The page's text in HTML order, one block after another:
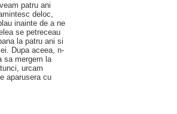
patru ani
deloc,
inainte de a ne
se petreceau
la patru ani si
Dupa aceea, n-
sa mergem la
urcam
aparusera cu